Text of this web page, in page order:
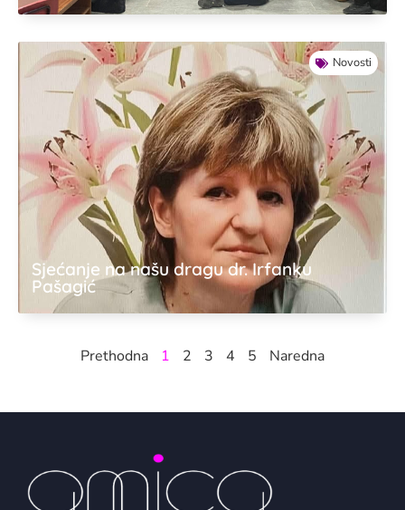
Novosti
Sjećanje na našu dragu dr. Irfanku
Pašagić
Prethodna 1 2 3 4 5 Naredna